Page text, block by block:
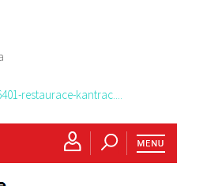
restaurace-kantrac....